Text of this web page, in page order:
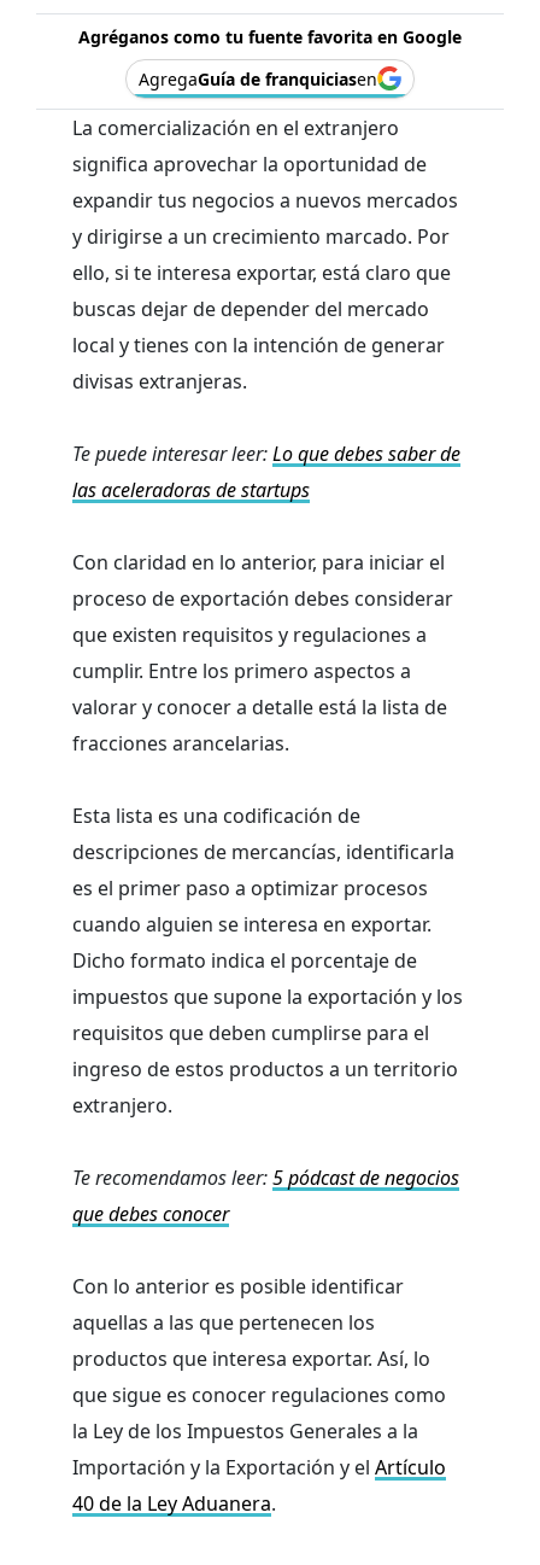
Agréganos como tu fuente favorita en Google
AgregaGuía de franquiciasen
La comercialización en el extranjero
significa aprovechar la oportunidad de
expandir tus negocios a nuevos mercados
y dirigirse a un crecimiento marcado. Por
ello, si te interesa exportar, está claro que
buscas dejar de depender del mercado
local y tienes con la intención de generar
divisas extranjeras.
Te puede interesar leer:Lo que debes saber de
las aceleradoras de startups
Con claridad en lo anterior, para iniciar el
proceso de exportación debes considerar
que existen requisitos y regulaciones a
cumplir. Entre los primero aspectos a
valorar y conocer a detalle está la lista de
fracciones arancelarias.
Esta lista es una codificación de
descripciones de mercancías, identificarla
es el primer paso a optimizar procesos
cuando alguien se interesa en exportar.
Dicho formato indica el porcentaje de
impuestos que supone la exportación y los
requisitos que deben cumplirse para el
ingreso de estos productos a un territorio
extranjero.
Te recomendamos leer:5 pódcast de negocios
que debes conocer
Con lo anterior es posible identificar
aquellas a las que pertenecen los
productos que interesa exportar. Así, lo
que sigue es conocer regulaciones como
la Ley de los Impuestos Generales a la
Importación y la Exportación y el Artículo
40 de la Ley Aduanera.